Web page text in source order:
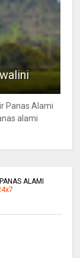
Panas Alami
alami
ALAMI